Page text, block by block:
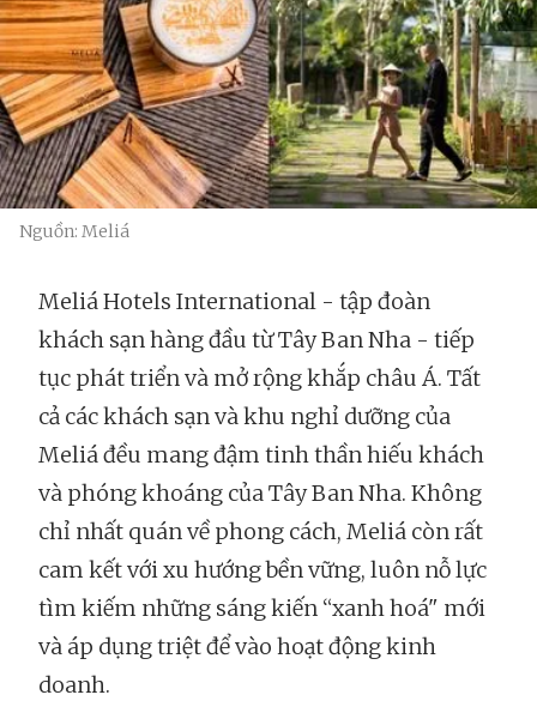
Nguồn: Meliá
Meliá Hotels International - tập đoàn
khách sạn hàng đầu từ Tây Ban Nha - tiếp
tục phát triển và mở rộng khắp châu Á. Tất
cả các khách sạn và khu nghỉ dưỡng của
Meliá đều mang đậm tinh thần hiếu khách
và phóng khoáng của Tây Ban Nha. Không
chỉ nhất quán về phong cách, Meliá còn rất
cam kết với xu hướng bền vững, luôn nỗ lực
tìm kiếm những sáng kiến “xanh hoá" mới
và áp dụng triệt để vào hoạt động kinh
doanh.